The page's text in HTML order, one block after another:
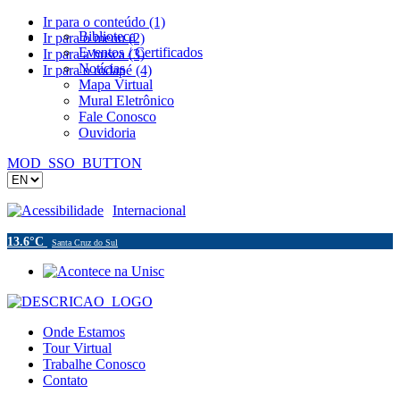
Ir para o conteúdo (1)
Ir para o menu (2)
Ir para a busca (3)
Ir para o rodapé (4)
Biblioteca
Eventos / Certificados
Notícias
Mapa Virtual
Mural Eletrônico
Fale Conosco
Ouvidoria
MOD_SSO_BUTTON
Acessibilidade Internacional
13.6°C Santa Cruz do Sul
Onde Estamos
Tour Virtual
Trabalhe Conosco
Contato